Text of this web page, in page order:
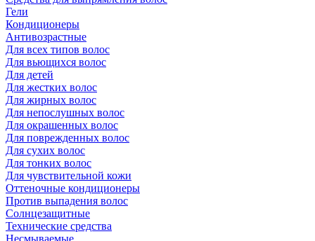
Гели
Кондиционеры
Антивозрастные
Для всех типов волос
Для вьющихся волос
Для детей
Для жестких волос
Для жирных волос
Для непослушных волос
Для окрашенных волос
Для поврежденных волос
Для сухих волос
Для тонких волос
Для чувствительной кожи
Оттеночные кондиционеры
Против выпадения волос
Солнцезащитные
Технические средства
Несмываемые